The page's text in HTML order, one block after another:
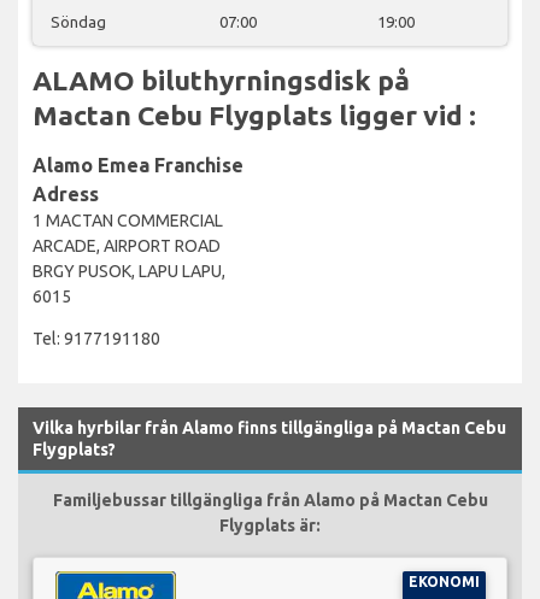
Söndag 07:00 19:00
ALAMO biluthyrningsdisk på
Mactan Cebu Flygplats ligger vid :
Alamo Emea Franchise
Adress
1 MACTAN COMMERCIAL
ARCADE, AIRPORT ROAD
BRGY PUSOK, LAPU LAPU,
6015
Tel: 9177191180
Vilka hyrbilar från Alamo finns tillgängliga på Mactan Cebu
Flygplats?
Familjebussar tillgängliga från Alamo på Mactan Cebu
Flygplats är:
EKONOMI